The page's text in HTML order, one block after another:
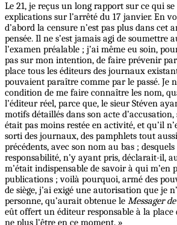
Le 21, je reçus un long rapport sur ce qui se
explications sur l’arrêté du 17 janvier. En
d’abord la censure n’est pas plus dans cet
pensée. Il ne s’est jamais agi de soumettre
l’examen préalable ; j’ai même eu soin,
pas sur mon intention, de faire prévenir
place tous les éditeurs des journaux
pouvaient paraître comme par le passé. Je
condition de me faire connaître les nom,
l’éditeur réel, parce que, le sieur Stéven
motifs détaillés dans son acte
était pas moins restée en activité, et qu’il
sorti des journaux, des pamphlets tout
précédents, avec son nom au bas ;
responsabilité, n’y ayant pris, déclarait-il,
m’était indispensable de savoir à qui m’en
publications ; voilà pourquoi, armé des
de siège, j’ai exigé une autorisation que je
personne, qu’aurait obtenue le Messager
eût offert un éditeur responsable à la
ne plus l’être en ce moment. »